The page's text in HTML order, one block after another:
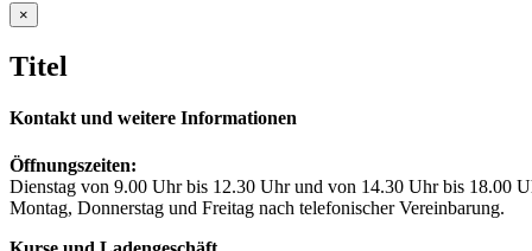
Close
product
view
×
Titel
Kontakt und weitere Informationen
Öffnungszeiten:
Dienstag von 9.00 Uhr bis 12.30 Uhr und von 14.30 Uhr bis 18.00
Montag, Donnerstag und Freitag nach telefonischer Vereinbarung.